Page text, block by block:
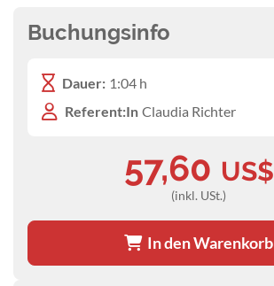
Buchungsinfo
Dauer: 1:04 h
Referent:In Claudia Richter
57,60 US$
(inkl. USt.)
In den Warenkorb